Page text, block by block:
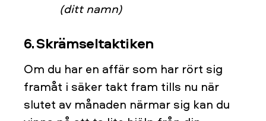
(ditt namn)
6. Skrämseltaktiken
Om du har en affär som har rört sig
framåt i säker takt fram tills nu när
slutet av månaden närmar sig kan du